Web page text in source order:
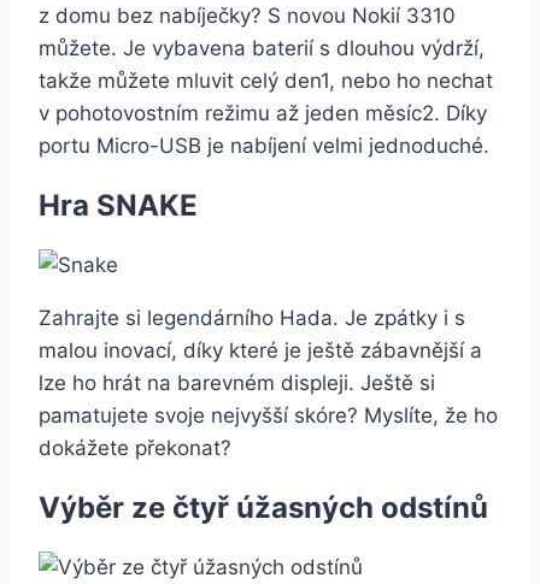
z domu bez nabíječky? S novou Nokií 3310
můžete. Je vybavena baterií s dlouhou výdrží,
takže můžete mluvit celý den1, nebo ho nechat
v pohotovostním režimu až jeden měsíc2. Díky
portu Micro-USB je nabíjení velmi jednoduché.
Hra SNAKE
Zahrajte si legendárního Hada. Je zpátky i s
malou inovací, díky které je ještě zábavnější a
lze ho hrát na barevném displeji. Ještě si
pamatujete svoje nejvyšší skóre? Myslíte, že ho
dokážete překonat?
Výběr ze čtyř úžasných odstínů